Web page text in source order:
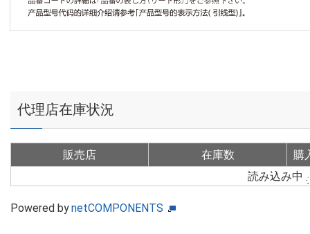
代理店在庫状況
販売店 在庫数
購
読み込み中
Powered bynetCOMPONENTS